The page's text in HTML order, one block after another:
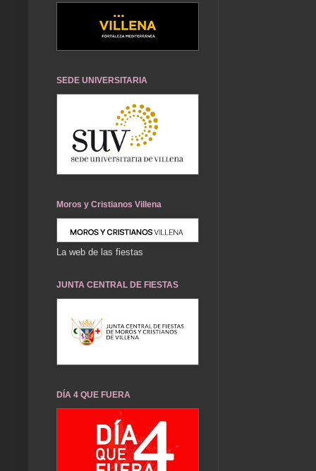
SEDE UNIVERSITARIA
Moros y Cristianos Villena
La web de las fiestas
JUNTA CENTRAL DE FIESTAS
DÍA 4 QUE FUERA